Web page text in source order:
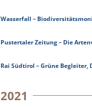
Wasserfall –
Pustertaler Zeitung – Die
Rai Südtirol – Grüne Begleiter,
2021